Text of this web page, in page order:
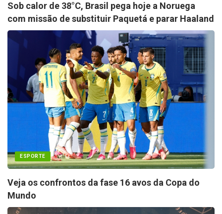
Sob calor de 38°C, Brasil pega hoje a Noruega
com missão de substituir Paquetá e parar Haaland
ESPORTE
Veja os confrontos da fase 16 avos da Copa do
Mundo